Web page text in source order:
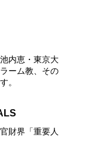
内恵・東京⼤
ーム教、その
。
財界「重要人